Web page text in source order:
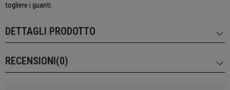
togliere i guanti.
DETTAGLI PRODOTTO
RECENSIONI(0)